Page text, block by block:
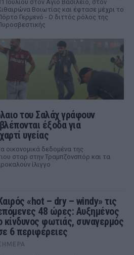
Ιουλίου στον Αγιο Βασίλειο, στον
Βοιωτίας και έφτασε μέχρι το
Γερμενό - Ο διττός ρόλος της
του Σαλάχ γράφουν
έξοδα για
υγείας
οικονομικά δεδομένα της
σταρ στην Τραμπζονσπόρ και τα
ίλιγγο
«hot – dry – windy» τις
48 ώρες: Αυξημένος
κίνδυνος φωτιάς, συναγερμός
6 περιφέρειες